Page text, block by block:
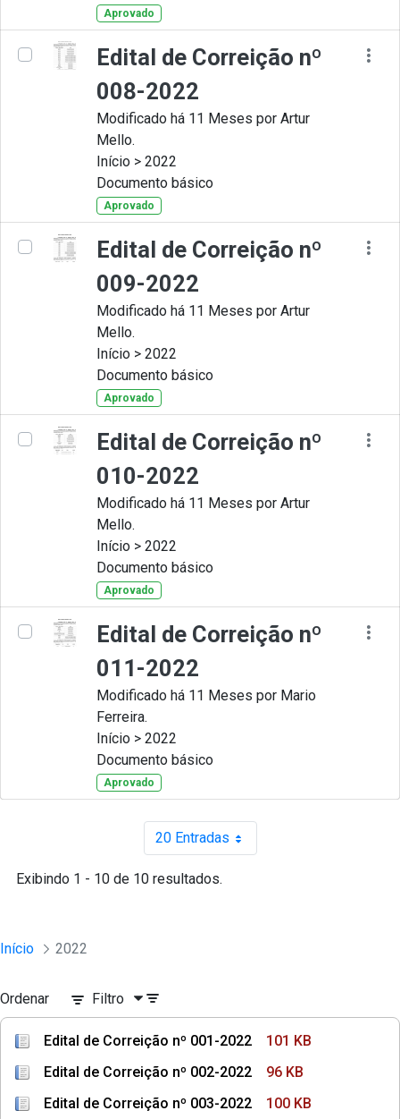
Aprovado
Edital de Correição nº
008-2022
Modificado há 11 Meses por Artur
Mello.
Início > 2022
Documento básico
Aprovado
Edital de Correição nº
009-2022
Modificado há 11 Meses por Artur
Mello.
Início > 2022
Documento básico
Aprovado
Edital de Correição nº
010-2022
Modificado há 11 Meses por Artur
Mello.
Início > 2022
Documento básico
Aprovado
Edital de Correição nº
011-2022
Modificado há 11 Meses por Mario
Ferreira.
Início > 2022
Documento básico
Aprovado
20 EntradasPor página
Exibindo 1 - 10 de 10 resultados.
Início 2022
Ordenar Filtro
Edital de Correição nº 001-2022
101 KB
Edital de Correição nº 002-2022
96 KB
Edital de Correição nº 003-2022
100 KB